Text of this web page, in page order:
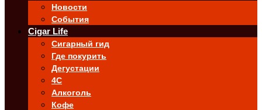
Новости
События
Cigar Life
Сигарный гид
Где покурить
Дегустации
4C
Алкоголь
Кофе